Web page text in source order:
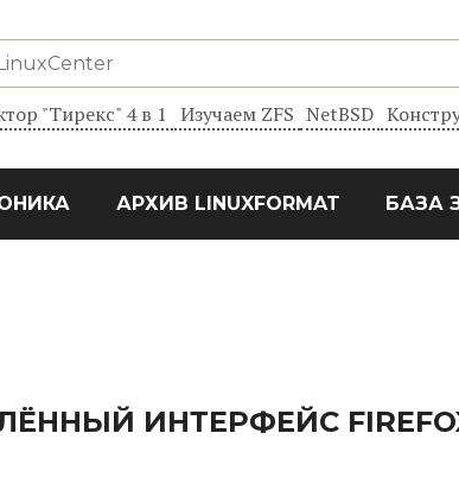
"Тирекс" 4 в 1 Изучаем ZFS NetBSD
АРХИВ LINUXFORMAT БАЗА
ИНТЕРФЕЙС